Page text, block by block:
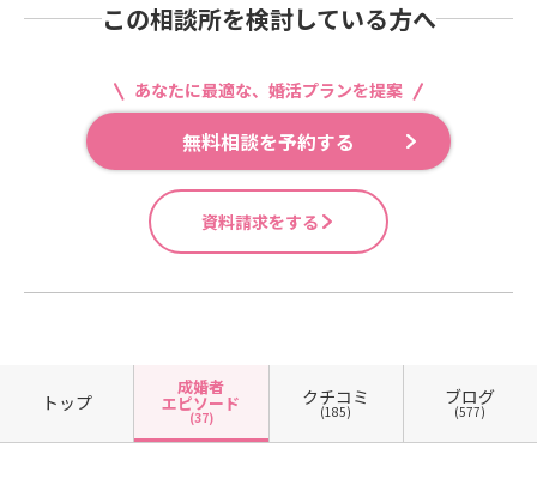
この相談所を検討している方へ
あなたに最適な、婚活プランを提案
無料相談を予約する
資料請求をする
トップ
成婚者
エピソード
(37)
クチコミ
(185)
ブログ
(577)